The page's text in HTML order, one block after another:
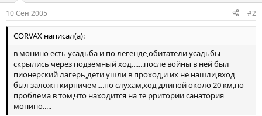
10 Сен 2005 #2
CORVAX написал(а):
в монино есть усадьба и по легенде,обитатели усадьбы
скрылись через подземный ход.......после войны в ней был
пионерский лагерь,дети ушли в проход,и их не нашли,вход
был заложн кирпичем....по слухам,ход длиной около 20 км,но
проблема в том,что находится на те рритории санатория
монино.....